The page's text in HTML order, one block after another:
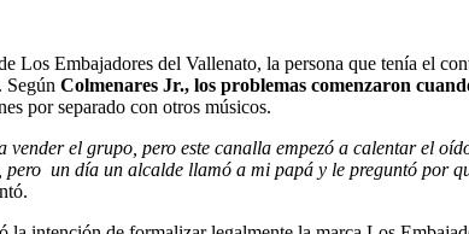
Embajadores del Vallenato, la persona que tenía el
Según Colmenares Jr., los problemas comenzaron
por separado con otros músicos.
el grupo, pero este canalla empezó a calentar el
un día un alcalde llamó a mi papá y le preguntó por